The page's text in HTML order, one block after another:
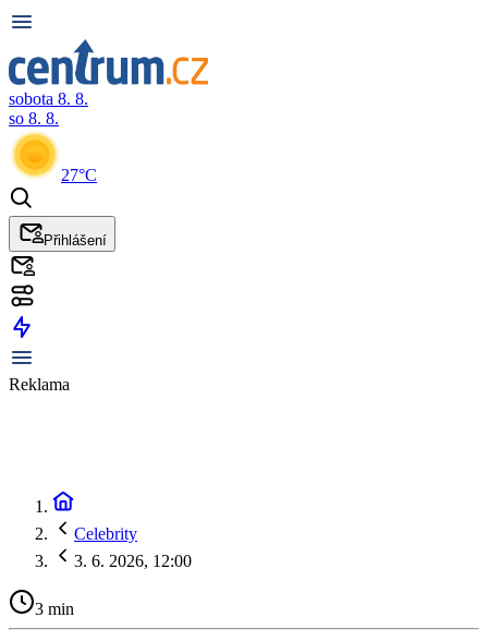
sobota 8. 8.
so 8. 8.
27°C
Přihlášení
Reklama
Celebrity
3. 6. 2026, 12:00
3 min